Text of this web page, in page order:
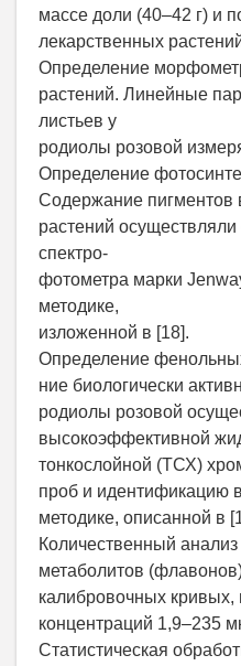
массе доли (40–42 г) и
лекарственных
Определение
растений. Линейные
листьев у
родиолы розовой
Определение
Содержание пигментов
растений
спектро-
фотометра марки
методике,
изложенной в [18].
Определение
ние биологически
родиолы розовой
высокоэффективной
тонкослойной (ТСХ)
проб и идентификацию
методике, описанной в
Количественный
метаболитов
калибровочных
концентраций 1,9–235
Статистическая